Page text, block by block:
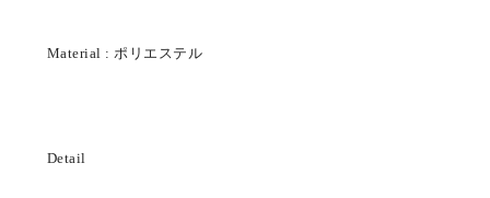
Material : ポリエステル
Detail